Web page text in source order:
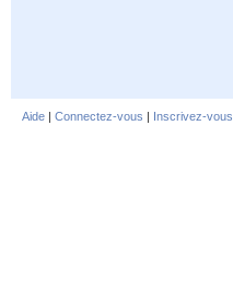
Aide | Connectez-vous | Inscrivez-vous